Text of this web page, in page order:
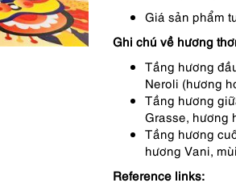
Giá sản phẩm
Ghi chú về hương
Tầng hương
Neroli (hương
Tầng hương
Grasse, hương
Tầng hương
hương Vani,
Reference links: